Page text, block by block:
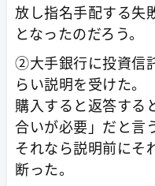
放し指名手配する失
となったのだろう。
②大手銀行に投資信
らい説明を受けた。
購入すると返答する
合いが必要」だと言
それなら説明前にそ
断った。